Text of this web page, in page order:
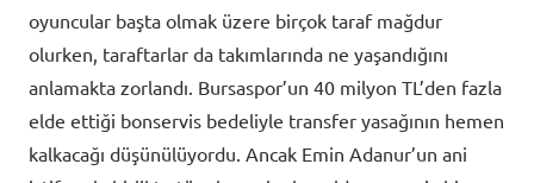
oyuncular başta olmak üzere birçok taraf mağdur
olurken, taraftarlar da takımlarında ne yaşandığını
anlamakta zorlandı. Bursaspor’un 40 milyon TL’den fazla
elde ettiği bonservis bedeliyle transfer yasağının hemen
kalkacağı düşünülüyordu. Ancak Emin Adanur’un ani